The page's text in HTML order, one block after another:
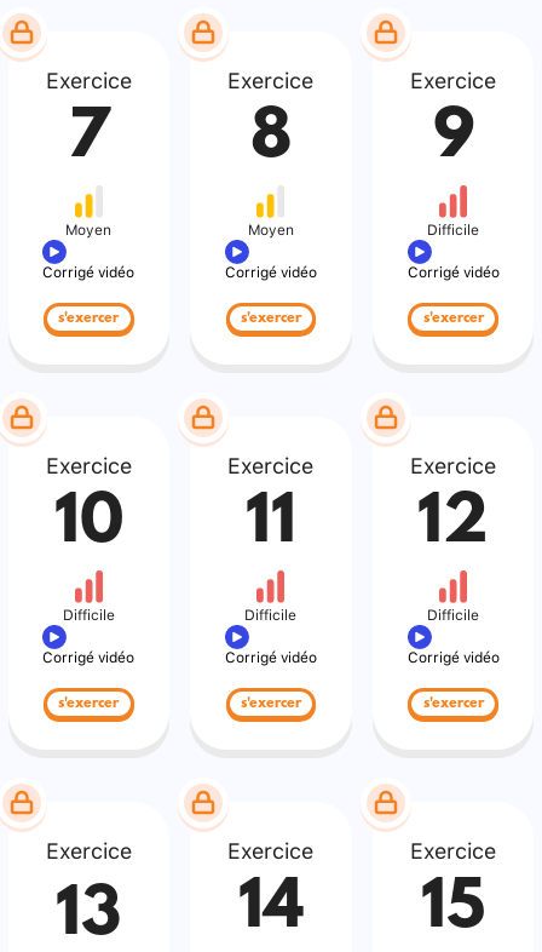
Exercice
7
Moyen
Corrigé vidéo
s'exercer
Exercice
8
Moyen
Corrigé vidéo
s'exercer
Exercice
9
Difficile
Corrigé vidéo
s'exercer
Exercice
10
Difficile
Corrigé vidéo
s'exercer
Exercice
11
Difficile
Corrigé vidéo
s'exercer
Exercice
12
Difficile
Corrigé vidéo
s'exercer
Exercice
13
Exercice
14
Exercice
15